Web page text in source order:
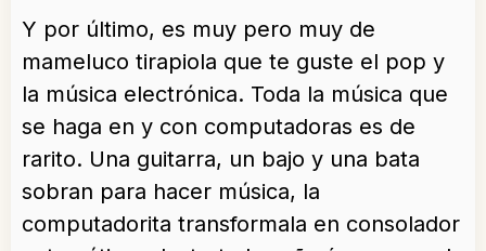
Y por último, es muy pero muy de
mameluco tirapiola que te guste el pop y
la música electrónica. Toda la música que
se haga en y con computadoras es de
rarito. Una guitarra, un bajo y una bata
sobran para hacer música, la
computadorita transformala en consolador